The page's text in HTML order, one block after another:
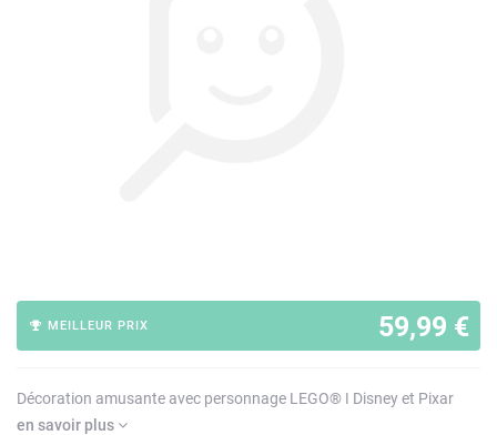
59,99 €
MEILLEUR PRIX
Décoration amusante avec personnage LEGO® ǀ Disney et Pixar
en savoir plus